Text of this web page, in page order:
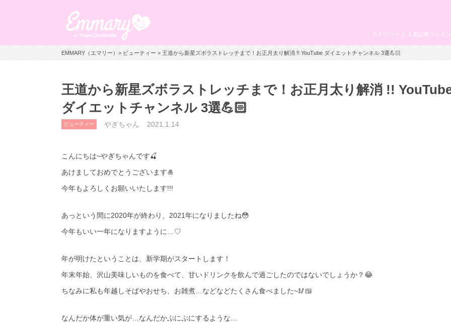
人気記事ランキ
カテゴリー
EMMARY（エマリー）>ビューティー> 王道から新星ズボラストレッチまで！お正月太り解消 !! YouTube ダイエットチャンネル 3選💪🏻
王道から新星ズボラストレッチまで！お正月太り解消 !!
ダイエットチャンネル 3選💪🏻
ビューティー やぎちゃん 2021.1.14
こんにちは~やぎちゃんです🍒
あけましておめでとうございます🎍
今年もよろしくお願いいたします!!!
あっという間に2020年が終わり、2021年になりましたね😳
今年もいい一年になりますように…♡
年が明けたということは、新学期がスタートします！
年末年始、沢山美味しいものを食べて、甘いドリンクを飲んで過ごしたのではないでしょうか？😂
ちなみに私も年越しそばやおせち、お雑煮…などなどたくさん食べました~🥢🍱
なんだか体が重い気が…なんだかぷにぷにするような…